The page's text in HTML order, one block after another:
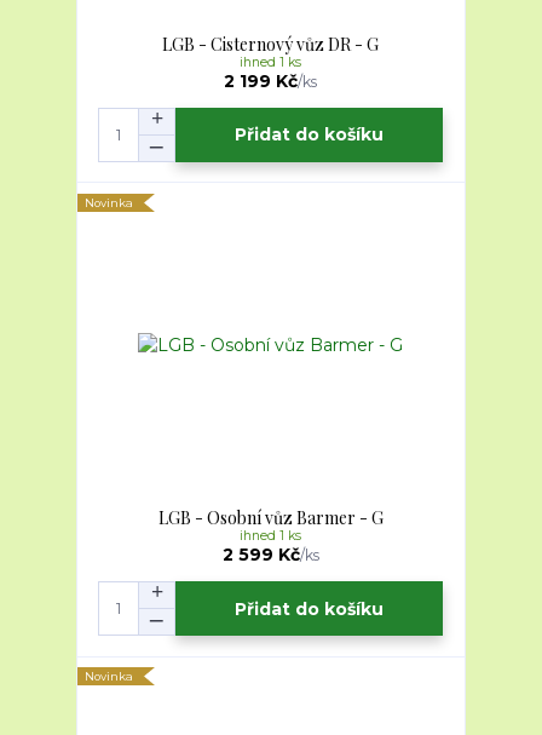
LGB - Cisternový vůz DR - G
2 199 Kč/ks
ihned 1 ks
Přidat do košíku
Novinka
LGB - Osobní vůz Barmer - G
2 599 Kč/ks
ihned 1 ks
Přidat do košíku
Novinka